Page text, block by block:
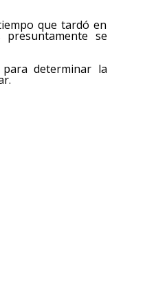
que tardó en
se
determinar la